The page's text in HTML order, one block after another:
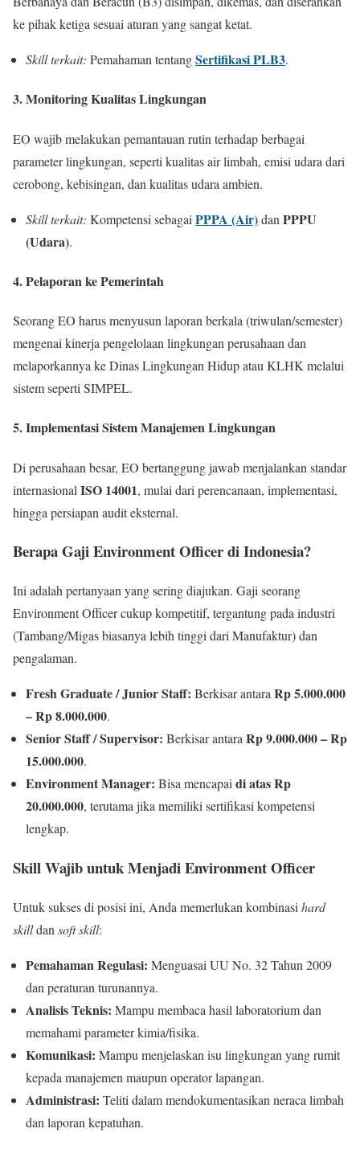
ke pihak ketiga sesuai aturan yang sangat ketat.
Skill terkait: Pemahaman tentangSertifikasi PLB3.
3. Monitoring Kualitas Lingkungan
EO wajib melakukan pemantauan rutin terhadap berbagai
parameter lingkungan, seperti kualitas air limbah, emisi udara dari
cerobong, kebisingan, dan kualitas udara ambien.
Skill terkait: Kompetensi sebagai PPPA (Air)dan PPPU
(Udara).
4. Pelaporan ke Pemerintah
Seorang EO harus menyusun laporan berkala (triwulan/semester)
mengenai kinerja pengelolaan lingkungan perusahaan dan
melaporkannya ke Dinas Lingkungan Hidup atau KLHK melalui
sistem seperti SIMPEL.
5. Implementasi Sistem Manajemen Lingkungan
Di perusahaan besar, EO bertanggung jawab menjalankan standar
internasional ISO 14001, mulai dari perencanaan, implementasi,
hingga persiapan audit eksternal.
Berapa Gaji Environment Officer di Indonesia?
Ini adalah pertanyaan yang sering diajukan. Gaji seorang
Environment Officer cukup kompetitif, tergantung pada industri
(Tambang/Migas biasanya lebih tinggi dari Manufaktur) dan
pengalaman.
Fresh Graduate / Junior Staff: Berkisar antara Rp 5.000.000
– Rp 8.000.000.
Senior Staff / Supervisor: Berkisar antara Rp 9.000.000 – Rp
15.000.000.
Environment Manager: Bisa mencapai di atas Rp
20.000.000, terutama jika memiliki sertifikasi kompetensi
lengkap.
Skill Wajib untuk Menjadi Environment Officer
Untuk sukses di posisi ini, Anda memerlukan kombinasi hard
skilldan soft skill:
Pemahaman Regulasi: Menguasai UU No. 32 Tahun 2009
dan peraturan turunannya.
Analisis Teknis: Mampu membaca hasil laboratorium dan
memahami parameter kimia/fisika.
Komunikasi: Mampu menjelaskan isu lingkungan yang rumit
kepada manajemen maupun operator lapangan.
Administrasi: Teliti dalam mendokumentasikan neraca limbah
dan laporan kepatuhan.